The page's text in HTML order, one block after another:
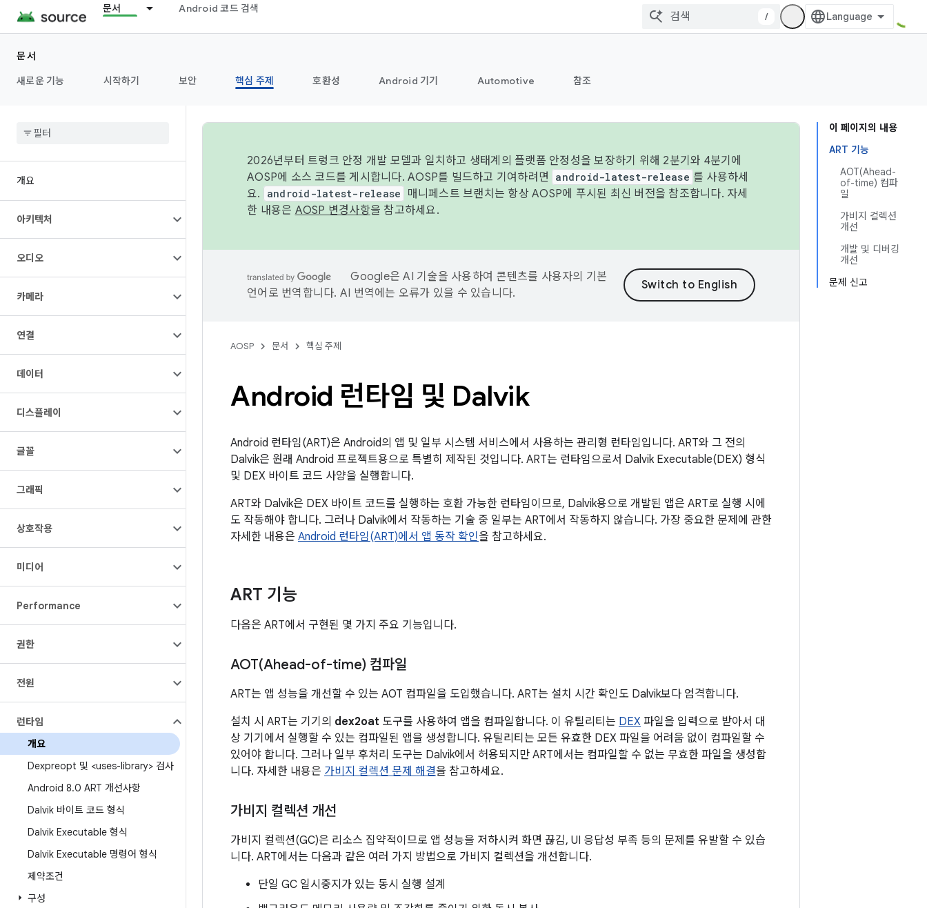
문서 Android 코드 검색
/
문서
새로운 기능
시작하기 보안 핵심 주제 호환성 Android 기기 Automotive 참조
개요
아키텍처
오디오
카메라
연결
데이터
디스플레이
글꼴
그래픽
상호작용
미디어
Performance
권한
전원
런타임
개요
Dexpreopt 및 <uses-library> 검사
Android 8.0 ART 개선사항
Dalvik 바이트 코드 형식
Dalvik Executable 형식
Dalvik Executable 명령어 형식
제약조건
구성
이 페이지의 내용
ART 기능
AOT(Ahead-
of-time) 컴파
일
가비지 컬렉션
개선
개발 및 디버깅
개선
문제 신고
2026년부터 트렁크 안정 개발 모델과 일치하고 생태계의 플랫폼 안정성을 보장하기 위해 2분기와 4분기에
AOSP에 소스 코드를 게시합니다. AOSP를 빌드하고 기여하려면
android-latest-release 를 사용하세
요.
android-latest-release
매니페스트 브랜치는 항상 AOSP에 푸시된 최신 버전을 참조합니다. 자세
한 내용은 AOSP 변경사항을 참고하세요.
Google은 AI 기술을 사용하여 콘텐츠를 사용자의 기본
언어로 번역합니다. AI 번역에는 오류가 있을 수 있습니다.
AOSP 문서 핵심 주제
Android 런타임 및 Dalvik
Android 런타임(ART)은 Android의 앱 및 일부 시스템 서비스에서 사용하는 관리형 런타임입니다. ART와 그 전의
Dalvik은 원래 Android 프로젝트용으로 특별히 제작된 것입니다. ART는 런타임으로서 Dalvik Executable(DEX) 형식
및 DEX 바이트 코드 사양을 실행합니다.
ART와 Dalvik은 DEX 바이트 코드를 실행하는 호환 가능한 런타임이므로, Dalvik용으로 개발된 앱은 ART로 실행 시에
도 작동해야 합니다. 그러나 Dalvik에서 작동하는 기술 중 일부는 ART에서 작동하지 않습니다. 가장 중요한 문제에 관한
자세한 내용은 Android 런타임(ART)에서 앱 동작 확인을 참고하세요.
ART 기능
다음은 ART에서 구현된 몇 가지 주요 기능입니다.
AOT(Ahead-of-time) 컴파일
ART는 앱 성능을 개선할 수 있는 AOT 컴파일을 도입했습니다. ART는 설치 시간 확인도 Dalvik보다 엄격합니다.
설치 시 ART는 기기의 dex2oat 도구를 사용하여 앱을 컴파일합니다. 이 유틸리티는 DEX 파일을 입력으로 받아서 대
상 기기에서 실행할 수 있는 컴파일된 앱을 생성합니다. 유틸리티는 모든 유효한 DEX 파일을 어려움 없이 컴파일할 수
있어야 합니다. 그러나 일부 후처리 도구는 Dalvik에서 허용되지만 ART에서는 컴파일할 수 없는 무효한 파일을 생성합
니다. 자세한 내용은 가비지 컬렉션 문제 해결을 참고하세요.
가비지 컬렉션 개선
가비지 컬렉션(GC)은 리소스 집약적이므로 앱 성능을 저하시켜 화면 끊김, UI 응답성 부족 등의 문제를 유발할 수 있습
니다. ART에서는 다음과 같은 여러 가지 방법으로 가비지 컬렉션을 개선합니다.
단일 GC 일시중지가 있는 동시 실행 설계